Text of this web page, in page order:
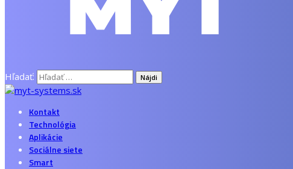
Hľadať:
Kontakt
Technológia
Aplikácie
Sociálne siete
Smart